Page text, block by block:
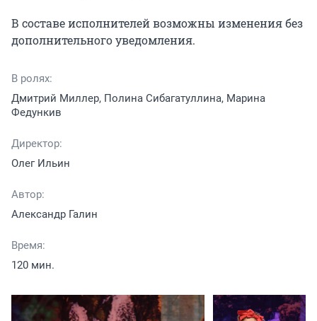
В составе исполнителей возможны изменения без
дополнительного уведомления.
В ролях:
Дмитрий Миллер, Полина Сибагатуллина, Марина
Федункив
Директор:
Олег Ильин
Автор:
Александр Галин
Время:
120 мин.